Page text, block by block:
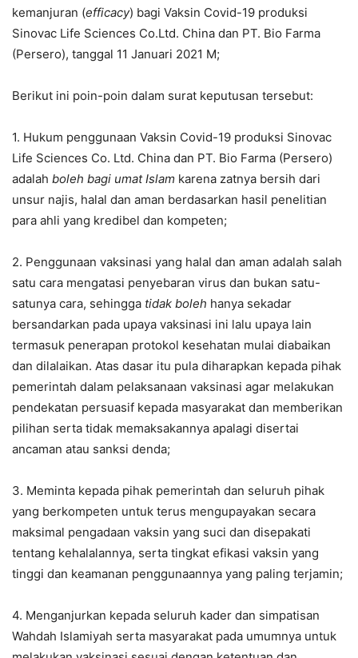
kemanjuran (efficacy) bagi Vaksin Covid-19 produksi
Sinovac Life Sciences Co.Ltd. China dan PT. Bio Farma
(Persero), tanggal 11 Januari 2021 M;
Berikut ini poin-poin dalam surat keputusan tersebut:
1. Hukum penggunaan Vaksin Covid-19 produksi Sinovac
Life Sciences Co. Ltd. China dan PT. Bio Farma (Persero)
adalah boleh bagi umat Islam karena zatnya bersih dari
unsur najis, halal dan aman berdasarkan hasil penelitian
para ahli yang kredibel dan kompeten;
2. Penggunaan vaksinasi yang halal dan aman adalah salah
satu cara mengatasi penyebaran virus dan bukan satu-
satunya cara, sehingga tidak boleh hanya sekadar
bersandarkan pada upaya vaksinasi ini lalu upaya lain
termasuk penerapan protokol kesehatan mulai diabaikan
dan dilalaikan. Atas dasar itu pula diharapkan kepada pihak
pemerintah dalam pelaksanaan vaksinasi agar melakukan
pendekatan persuasif kepada masyarakat dan memberikan
pilihan serta tidak memaksakannya apalagi disertai
ancaman atau sanksi denda;
3. Meminta kepada pihak pemerintah dan seluruh pihak
yang berkompeten untuk terus mengupayakan secara
maksimal pengadaan vaksin yang suci dan disepakati
tentang kehalalannya, serta tingkat efikasi vaksin yang
tinggi dan keamanan penggunaannya yang paling terjamin;
4. Menganjurkan kepada seluruh kader dan simpatisan
Wahdah Islamiyah serta masyarakat pada umumnya untuk